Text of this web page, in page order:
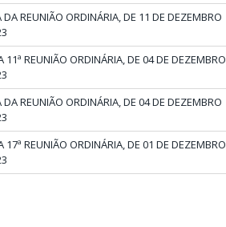
DA REUNIÃO ORDINÁRIA, DE 11 DE DEZEMBRO
11ª REUNIÃO ORDINÁRIA, DE 04 DE DEZEMBRO
DA REUNIÃO ORDINÁRIA, DE 04 DE DEZEMBRO
17ª REUNIÃO ORDINÁRIA, DE 01 DE DEZEMBRO